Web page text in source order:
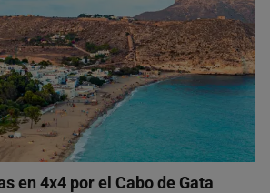
en 4x4 por el Cabo de Gata